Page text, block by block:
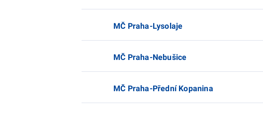
MČ Praha-Lysolaje
MČ Praha-Nebušice
MČ Praha-Přední Kopanina